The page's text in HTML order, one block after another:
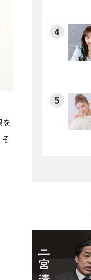
4
5